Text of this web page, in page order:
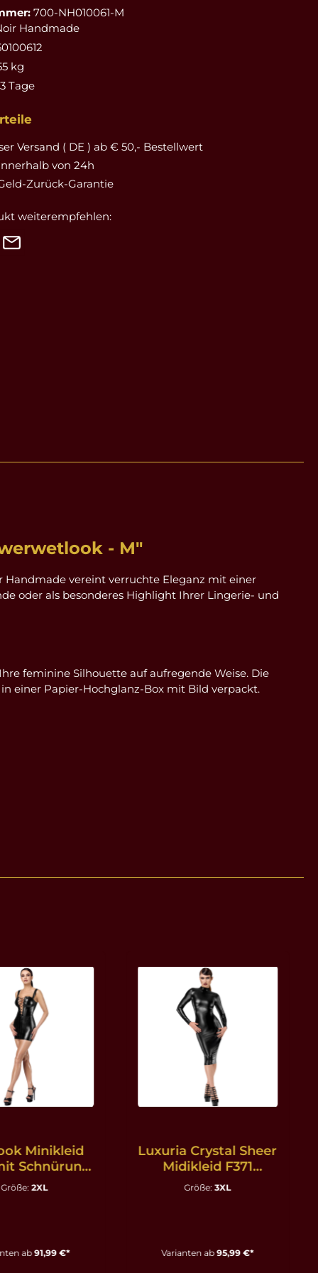
700-NH010061-M
Handmade
kg
Tage
Versand ( DE ) ab € 50,- Bestellwert
von 24h
Zurück-Garantie
weiterempfehlen:
- M"
vereint verruchte Eleganz mit einer
oder als besonderes Highlight Ihrer Lingerie- und
feminine Silhouette auf aufregende Weise. Die
einer Papier-Hochglanz-Box mit Bild verpackt.
Minikleid
Schnürung
- 2XL
Größe:2XL
ab91,99 €*
Luxuria Crystal Sheer
Midikleid F371
schwarz - 3XL
Größe:3XL
Varianten ab95,99 €*